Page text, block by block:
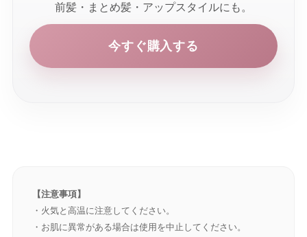
前髪・まとめ髪・アップスタイルにも。
今すぐ購入する
【注意事項】
・火気と高温に注意してください。
・お肌に異常がある場合は使用を中止してください。